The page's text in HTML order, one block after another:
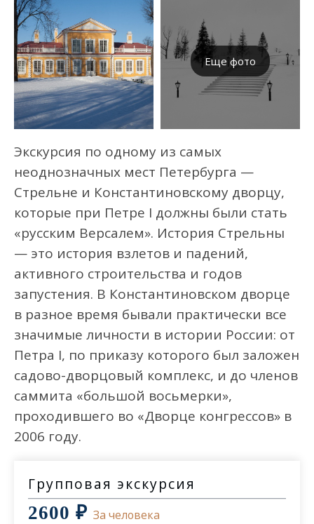
Еще фото
Экскурсия по одному из самых
неоднозначных мест Петербурга —
Стрельне и Константиновскому дворцу,
которые при Петре I должны были стать
«русским Версалем». История Стрельны
— это история взлетов и падений,
активного строительства и годов
запустения. В Константиновском дворце
в разное время бывали практически все
значимые личности в истории России: от
Петра I, по приказу которого был заложен
садово-дворцовый комплекс, и до членов
саммита «большой восьмерки»,
проходившего во «Дворце конгрессов» в
2006 году.
Групповая экскурсия
2600 ₽ За человека